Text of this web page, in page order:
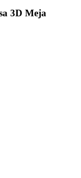
3D Meja